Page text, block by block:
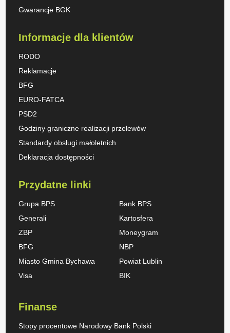
Gwarancje BGK
Informacje dla klientów
RODO
Reklamacje
BFG
EURO-FATCA
PSD2
Godziny graniczne realizacji przelewów
Standardy obsługi małoletnich
Deklaracja dostępności
Przydatne linki
Grupa BPS
Generali
ZBP
BFG
Miasto Gmina Bychawa
Visa
Bank BPS
Kartosfera
Moneygram
NBP
Powiat Lublin
BIK
Finanse
Stopy procentowe Narodowy Bank Polski